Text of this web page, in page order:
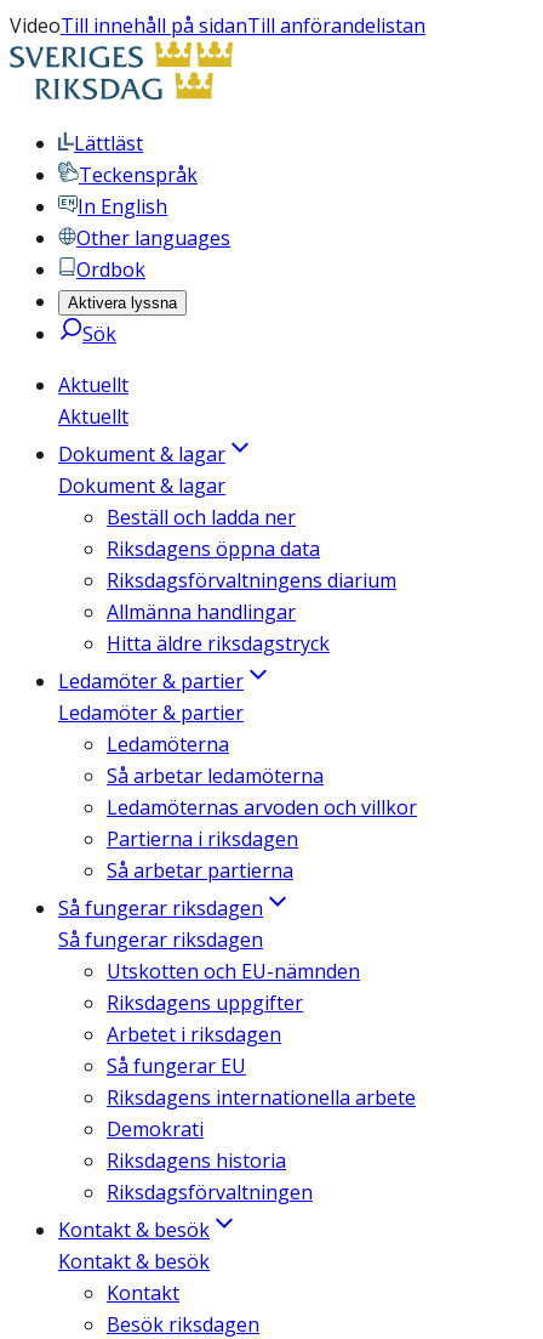
VideoTill innehåll på sidanTill anförandelistan
Lättläst
Teckenspråk
In English
Other languages
Ordbok
Aktivera lyssna
Sök
Aktuellt
Aktuellt
Dokument & lagar
Dokument & lagar
Beställ och ladda ner
Riksdagens öppna data
Riksdagsförvaltningens diarium
Allmänna handlingar
Hitta äldre riksdagstryck
Ledamöter & partier
Ledamöter & partier
Ledamöterna
Så arbetar ledamöterna
Ledamöternas arvoden och villkor
Partierna i riksdagen
Så arbetar partierna
Så fungerar riksdagen
Så fungerar riksdagen
Utskotten och EU-nämnden
Riksdagens uppgifter
Arbetet i riksdagen
Så fungerar EU
Riksdagens internationella arbete
Demokrati
Riksdagens historia
Riksdagsförvaltningen
Kontakt & besök
Kontakt & besök
Kontakt
Besök riksdagen